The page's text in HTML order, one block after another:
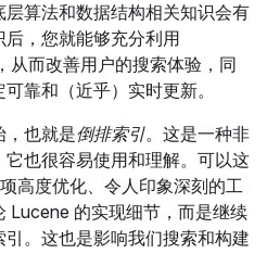
算法和数据结构相关知识会有
，您就能够充分利用
从而改善用户的搜索体验，同
靠和（近乎）实时更新。
，也就是倒排索引。这是一种非
也很容易使用和理解。可以这
高度优化、令人印象深刻的工
Lucene 的实现细节，而是继续
。这也是影响我们搜索和构建